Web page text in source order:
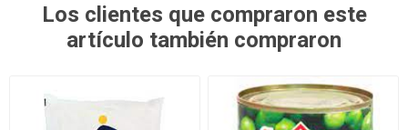
Los clientes que compraron este
artículo también compraron